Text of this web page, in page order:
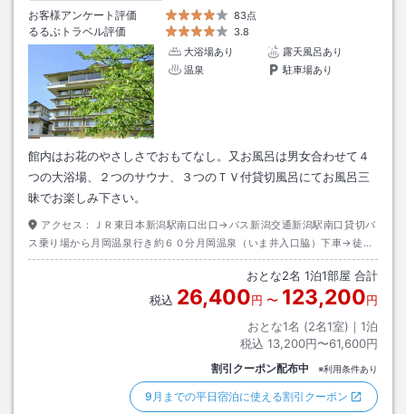
お客様アンケート評価
83点
るるぶトラベル評価
3.8
大浴場あり
露天風呂あり
温泉
駐車場あり
館内はお花のやさしさでおもてなし。又お風呂は男女合わせて４
つの大浴場、２つのサウナ、３つのＴＶ付貸切風呂にてお風呂三
昧でお楽しみ下さい。
アクセス：
ＪＲ東日本新潟駅南口出口→バス新潟交通新潟駅南口貸切バ
ス乗り場から月岡温泉行き約６０分月岡温泉（いま井入口脇）下車→徒歩
約２分
おとな2名 1泊1部屋 合計
税込 26,400円 〜 123,200円
おとな1名 (2名1室)｜ 1泊
税込 13,200円〜61,600円
割引クーポン配布中 ※利用条件あり
9月までの平日宿泊に使える割引クーポン